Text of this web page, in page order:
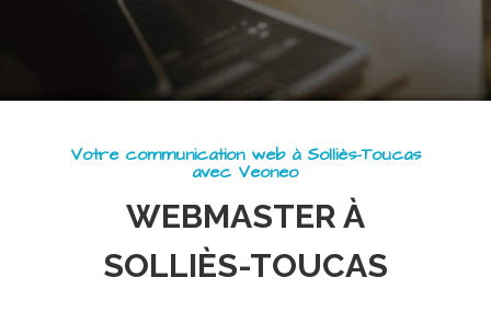
Referencement
Réseaux
sociaux
Votre communication web à Solliès-Toucas
avec Veoneo
WEBMASTER À
SOLLIÈS-TOUCAS